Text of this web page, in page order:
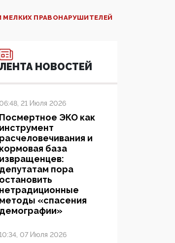
ПРАВОНАРУШИТЕЛЕЙ
ЛЕНТА НОВОСТЕЙ
21 Июля 2026
Посмертное ЭКО как
инструмент
расчеловечивания и
кормовая база
извращенцев:
депутатам пора
остановить
нетрадиционные
методы «спасения
демографии»
07 Июля 2026